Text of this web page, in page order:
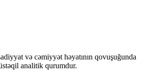
və cəmiyyət həyatının qovuşuğunda
analitik qurumdur.